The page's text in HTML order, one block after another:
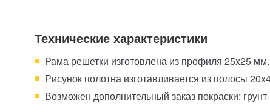
Технические характеристики
Рама решетки изготовлена из профиля 25x25 мм.
Рисунок полотна изготавливается из полосы
Возможен дополнительный заказ покраски: